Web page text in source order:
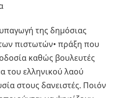
της δημόσιας
πιστωτών• πράξη που
καθώς βουλευτές
του ελληνικού λαού
στους δανειστές. Ποιόν